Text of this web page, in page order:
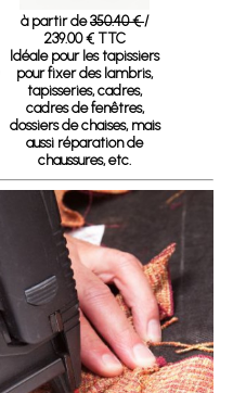
à partir de350.40 €/
239.00 € TTC
Idéale pour les tapissiers
pour fixer des lambris,
tapisseries, cadres,
cadres de fenêtres,
dossiers de chaises, mais
aussi réparation de
chaussures, etc.